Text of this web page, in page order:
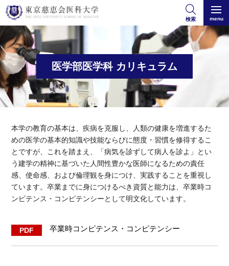
検索 menu
医学部医学科 カリキュラム
本学の教育の基本は、疾病を克服し、人類の健康を増進するた
めの医学の基本的知識や技能ならびに態度・習慣を修得するこ
とですが、これを踏まえ、「病気を診ずして病人を診よ」とい
う建学の精神に基づいた人間性豊かな医師になるための責任
感、使命感、および倫理観を身につけ、実践することを重視し
ています。卒業までに身につけるべき資質と能力は、卒業時コ
ンピテンス・コンピテンシーとして明文化しています。
卒業時コンピテンス・コンピテンシー